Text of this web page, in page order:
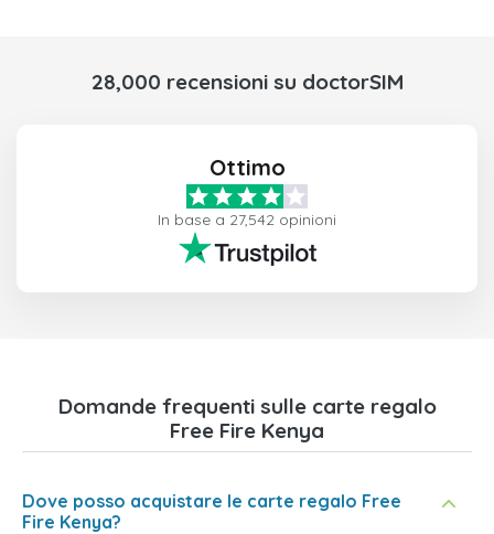
28,000 recensioni su doctorSIM
Ottimo
In base a 27,542 opinioni
Domande frequenti sulle carte regalo
Free Fire Kenya
Dove posso acquistare le carte regalo Free
Fire Kenya?